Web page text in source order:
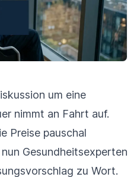
um eine
nimmt an Fahrt auf.
Preise pauschal
Gesundheitsexperten
zu Wort.